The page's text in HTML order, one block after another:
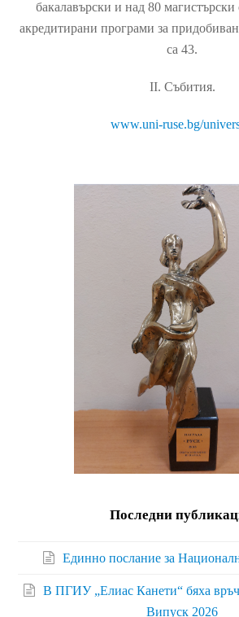
бакалавърски и над 80 магистърски
акредитирани програми за
са 43.
ІІ. Събития.
www.uni-ruse.bg/
Последни
Единно послание за
В ПГИУ „Елиас Канети“ бяха
Випуск 2026